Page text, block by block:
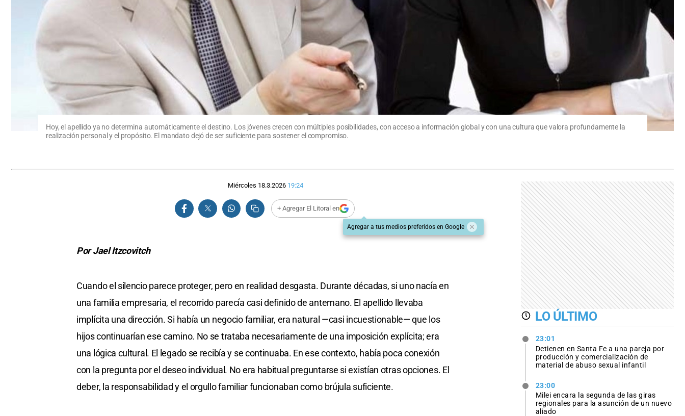
Hoy, el apellido ya no determina automáticamente el destino. Los jóvenes crecen con múltiples posibilidades, con acceso a información global y con una cultura que valora profundamente la
realización personal y el propósito. El mandato dejó de ser suficiente para sostener el compromiso.
Miércoles 18.3.2026 19:24
+ Agregar El Litoral en
Agregar a tus medios preferidos en Google
Por Jael Itzcovitch
Cuando el silencio parece proteger, pero en realidad desgasta. Durante décadas, si uno nacía en
una familia empresaria, el recorrido parecía casi definido de antemano. El apellido llevaba
implícita una dirección. Si había un negocio familiar, era natural —casi incuestionable— que los
hijos continuarían ese camino. No se trataba necesariamente de una imposición explícita; era
una lógica cultural. El legado se recibía y se continuaba. En ese contexto, había poca conexión
con la pregunta por el deseo individual. No era habitual preguntarse si existían otras opciones. El
deber, la responsabilidad y el orgullo familiar funcionaban como brújula suficiente.
LO ÚLTIMO
23:01
Detienen en Santa Fe a una pareja por
producción y comercialización de
material de abuso sexual infantil
23:00
Milei encara la segunda de las giras
regionales para la asunción de un nuevo
aliado